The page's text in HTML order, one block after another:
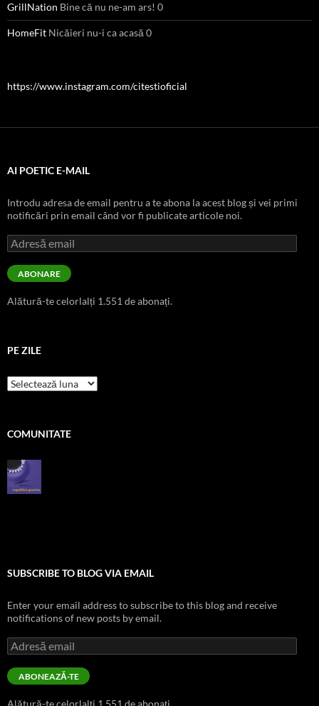
GrillNation Bine că nu ne-am ars! 0
HomeFit Nicăieri nu-i ca acasă 0
https://www.instagram.com/citestioficial
AI POETIC E-MAIL
Introdu adresa de email pentru a te abona la acest blog și vei primi
notificări prin email când vor fi publicate articole noi.
Adresă
email
ABONARE
Alătură-te celorlalți 1.551 de abonați.
PE ZILE
pe
zile
COMUNITATE
SUBSCRIBE TO BLOG VIA EMAIL
Enter your email address to subscribe to this blog and receive
notifications of new posts by email.
Adresă
email
ABONEAZĂ-TE
Alătură-te celorlalți 1.551 de abonați.